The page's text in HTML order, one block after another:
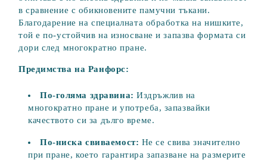
в сравнение с обикновените памучни тъкани.
Благодарение на специалната обработка на нишките,
той е по-устойчив на износване и запазва формата си
дори след многократно пране.
Предимства на Ранфорс:
По-голяма здравина: Издръжлив на
многократно пране и употреба, запазвайки
качеството си за дълго време.
По-ниска свиваемост: Не се свива значително
при пране, което гарантира запазване на размерите